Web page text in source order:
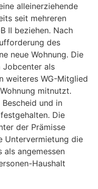
alleinerziehende
seit mehreren
II beziehen. Nach
des
neue Wohnung. Die
Jobcenter als
weiteres WG-Mitglied
mitnutzt.
und in
Die
der Prämisse
Untervermietung die
angemessen
Haushalt